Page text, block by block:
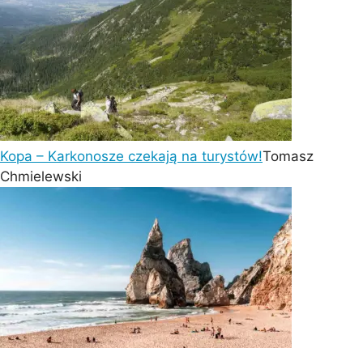
Kopa – Karkonosze czekają na turystów!Tomasz
Chmielewski